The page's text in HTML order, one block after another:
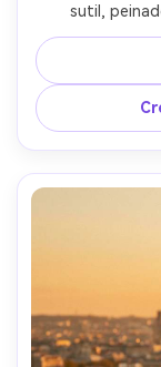
sutil,
fotografiada
softbox y luz
en Nikon Z8
cuerpo,
poros y